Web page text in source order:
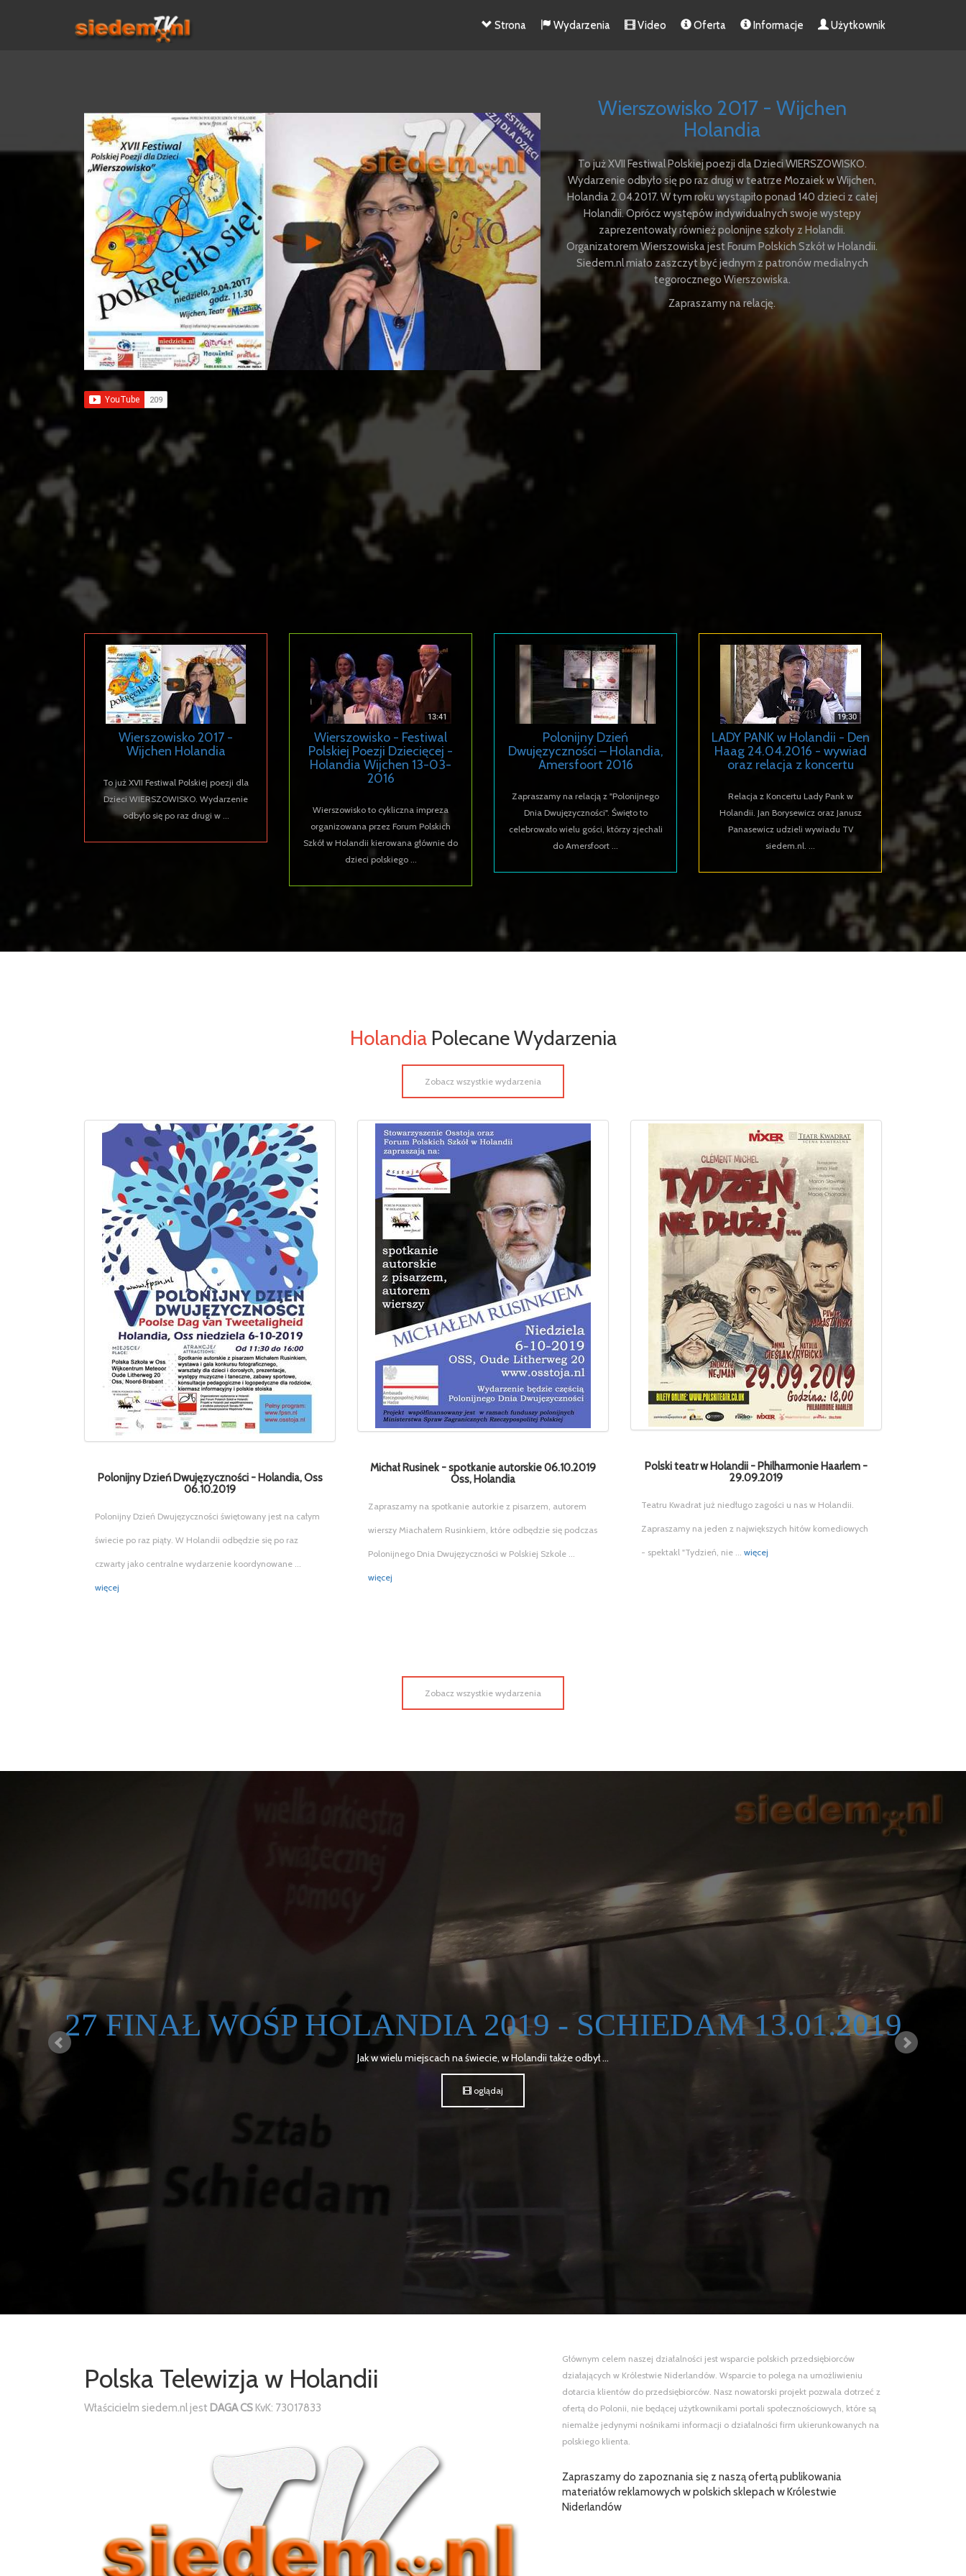
Strona Wydarzenia Video Oferta Informacje Użytkownik
Wierszowisko 2017 - Wijchen
Holandia
To już XVII Festiwal Polskiej poezji dla Dzieci WIERSZOWISKO.
Wydarzenie odbyło się po raz drugi w teatrze Mozaiek w Wijchen,
Holandia 2.04.2017. W tym roku wystąpiło ponad 140 dzieci z całej
Holandii. Oprócz występów indywidualnych swoje występy
zaprezentowały również polonijne szkoły z Holandii.
Organizatorem Wierszowiska jest Forum Polskich Szkół w Holandii.
Siedem.nl miało zaszczyt być jednym z patronów medialnych
tegorocznego Wierszowiska.
Zapraszamy na relację.
Wierszowisko 2017 -
Wijchen Holandia
To już XVII Festiwal Polskiej poezji dla
Dzieci WIERSZOWISKO. Wydarzenie
odbyło się po raz drugi w ...
Wierszowisko - Festiwal
Polskiej Poezji Dziecięcej -
Holandia Wijchen 13-03-
2016
Wierszowisko to cykliczna impreza
organizowana przez Forum Polskich
Szkół w Holandii kierowana głównie do
dzieci polskiego ...
Polonijny Dzień
Dwujęzyczności – Holandia,
Amersfoort 2016
Zapraszamy na relacją z "Polonijnego
Dnia Dwujęzyczności". Święto to
celebrowało wielu gości, którzy zjechali
do Amersfoort ...
LADY PANK w Holandii - Den
Haag 24.04.2016 - wywiad
oraz relacja z koncertu
Relacja z Koncertu Lady Pank w
Holandii. Jan Borysewicz oraz Janusz
Panasewicz udzieli wywiadu TV
siedem.nl. ...
HolandiaPolecane Wydarzenia
Zobacz wszystkie wydarzenia
Polonijny Dzień Dwujęzyczności - Holandia, Oss
06.10.2019
Polonijny Dzień Dwujęzyczności świętowany jest na całym
świecie po raz piąty. W Holandii odbędzie się po raz
czwarty jako centralne wydarzenie koordynowane ...
więcej
Michał Rusinek - spotkanie autorskie 06.10.2019
Oss, Holandia
Zapraszamy na spotkanie autorkie z pisarzem, autorem
wierszy Miachałem Rusinkiem, które odbędzie się podczas
Polonijnego Dnia Dwujęzyczności w Polskiej Szkole ...
więcej
Polski teatr w Holandii - Philharmonie Haarlem -
29.09.2019
Teatru Kwadrat już niedługo zagości u nas w Holandii.
Zapraszamy na jeden z największych hitów komediowych
- spektakl "Tydzień, nie ... więcej
Zobacz wszystkie wydarzenia
27 FINAŁ WOŚP HOLANDIA 2019 - SCHIEDAM 13.01.2019
Jak w wielu miejscach na świecie, w Holandii także odbył ...
oglądaj
Polska Telewizja w Holandii
Właścicielm siedem.nl jest DAGA CSKvK: 73017833
Głównym celem naszej działalności jest wsparcie polskich przedsiębiorców
działających w Królestwie Niderlandów. Wsparcie to polega na umożliwieniu
dotarcia klientów do przedsiębiorców. Nasz nowatorski projekt pozwala dotrzeć z
ofertą do Polonii, nie będącej użytkownikami portali społecznościowych, które są
niemalże jedynymi nośnikami informacji o działalności firm ukierunkowanych na
polskiego klienta.
Zapraszamy do zapoznania się z naszą ofertą publikowania
materiałów reklamowych w polskich sklepach w Królestwie
Niderlandów